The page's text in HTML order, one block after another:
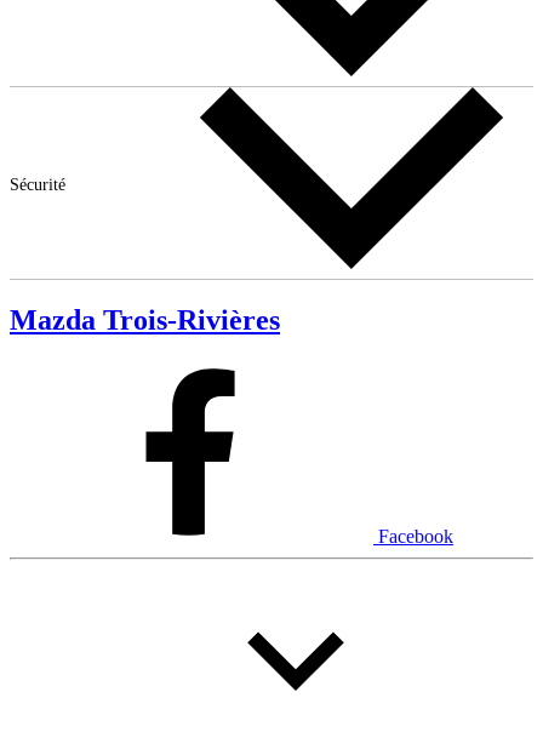
Sécurité
Mazda Trois-Rivières
Facebook